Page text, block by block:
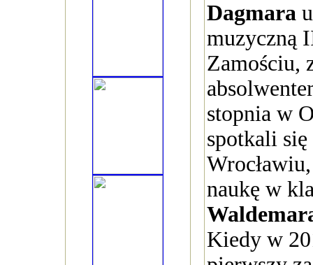
Dagmara
muzyczną
Zamościu,
stopnia w
spotkali się
naukę w
Kiedy w